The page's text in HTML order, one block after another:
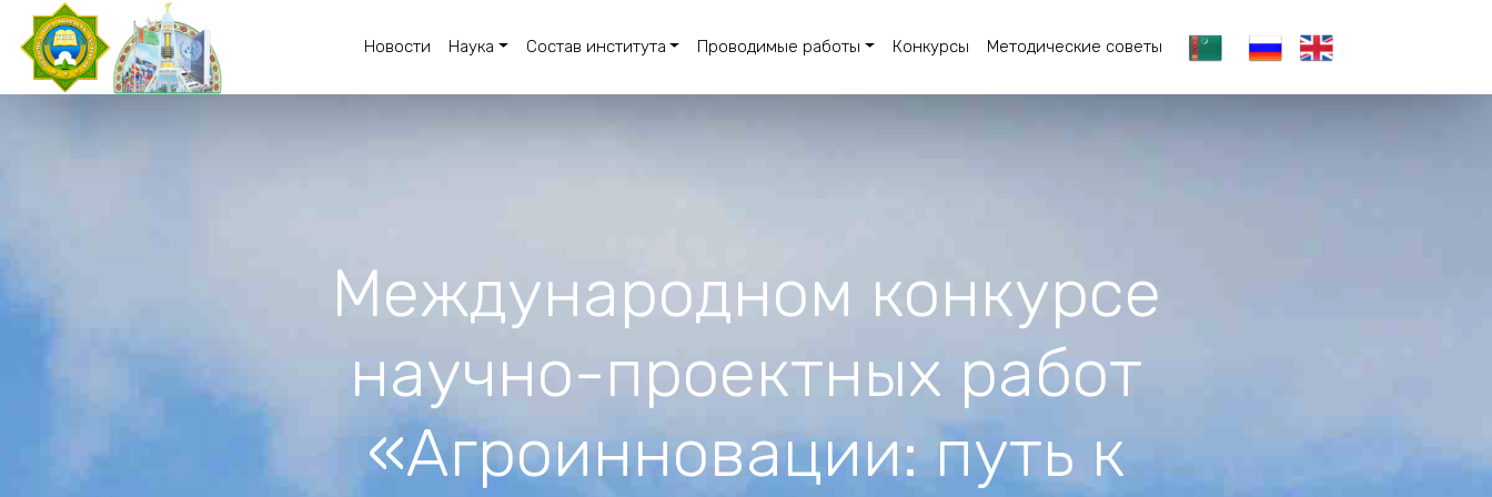
Новости Наука Состав института Проводимые работы Конкурсы Методические советы
Международном конкурсе
научно-проектных работ
«Агроинновации: путь к